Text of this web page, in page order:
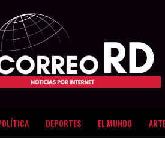
DEPORTES EL MUNDO